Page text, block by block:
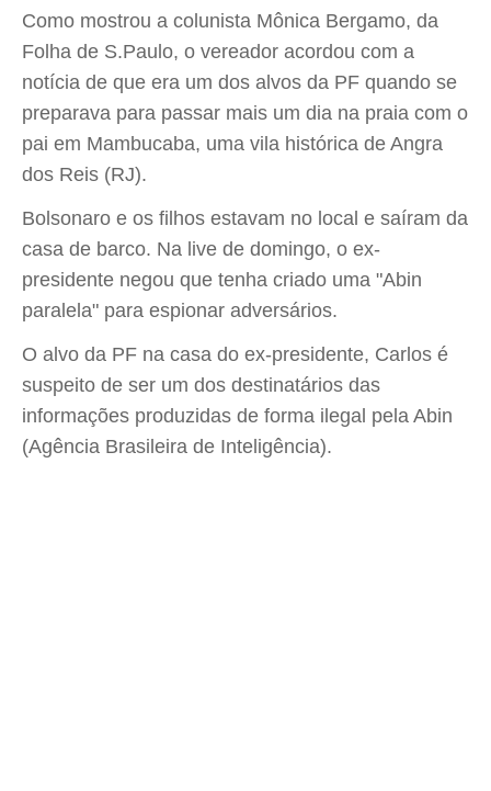
Como mostrou a colunista Mônica Bergamo, da
Folha de S.Paulo, o vereador acordou com a
notícia de que era um dos alvos da PF quando se
preparava para passar mais um dia na praia com o
pai em Mambucaba, uma vila histórica de Angra
dos Reis (RJ).
Bolsonaro e os filhos estavam no local e saíram da
casa de barco. Na live de domingo, o ex-
presidente negou que tenha criado uma "Abin
paralela" para espionar adversários.
O alvo da PF na casa do ex-presidente, Carlos é
suspeito de ser um dos destinatários das
informações produzidas de forma ilegal pela Abin
(Agência Brasileira de Inteligência).